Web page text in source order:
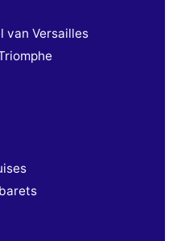
van Versailles